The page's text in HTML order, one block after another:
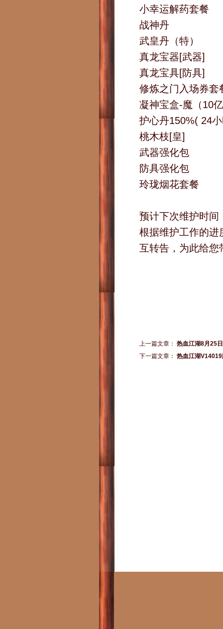
小幸运解药套餐
战神丹
武皇丹（特）
真龙宝器[武器]
真龙宝具[防具]
修炼之门入场券套
凝神宝盒-魔（10
护心丹150%( 24
桃木枝[皇]
武器强化包
防具强化包
玲珑烟花套餐
预计下次维护时
根据维护工作的进
互转告，为此给您
上一篇文章： 热血江湖8月25
下一篇文章： 热血江湖